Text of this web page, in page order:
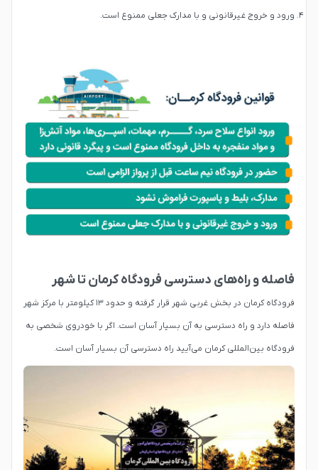
ورود و خروج غیرقانونی و با مدارک جعلی ممنوع است.
فاصله و راه‌های دسترسی فرودگاه کرمان تا شهر
فرودگاه کرمان در بخش غربی شهر قرار گرفته و حدود ۱۳ کیلومتر با مرکز شهر
فاصله دارد و راه دسترسی به آن بسیار آسان است. اگر با خودروی شخصی به
فرودگاه بین‌المللی کرمان می‌آیید راه دسترسی آن بسیار آسان است.